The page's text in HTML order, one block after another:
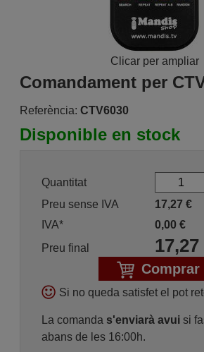
Clicar per ampliar
Comandament per
Referència: CTV6030
Disponible en stock
Quantitat
Preu sense IVA
17,27 €
IVA*
0,00 €
Preu final
17,27
Comprar
Si no queda satisfet el pot
La comanda s'enviarà avuisi
abans de les 16:00h.